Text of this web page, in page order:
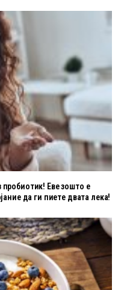
Еве зошто е
да ги пиете двата лека!